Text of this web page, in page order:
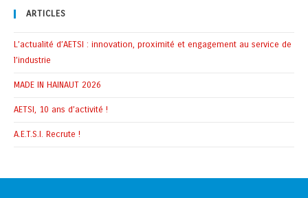
ARTICLES
L’actualité d’AETSI : innovation, proximité et engagement au service de
l’industrie
MADE IN HAINAUT 2026
AETSI, 10 ans d’activité !
A.E.T.S.I. Recrute !